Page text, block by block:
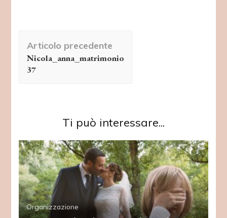
articolo
Articolo precedente
Nicola_anna_matrimonio
37
Ti può interessare...
Organizzazione